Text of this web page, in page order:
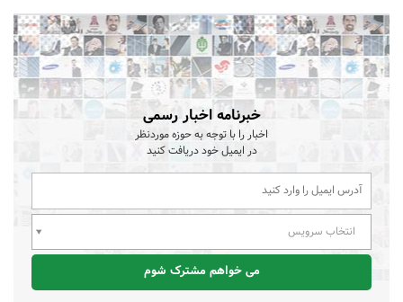
خبرنامه اخبار رسمی
اخبار را با توجه به حوزه موردنظر
در ایمیل خود دریافت کنید
انتخاب سرویس
می خواهم مشترک شوم